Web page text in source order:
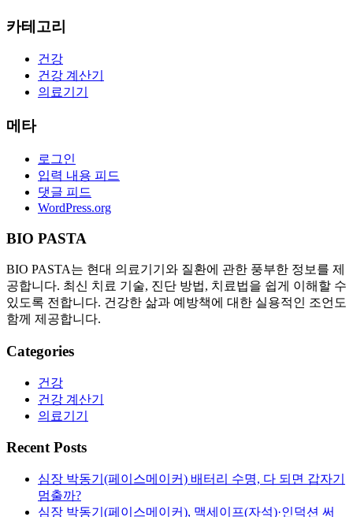
카테고리
건강
건강 계산기
의료기기
메타
로그인
입력 내용 피드
댓글 피드
WordPress.org
BIO PASTA
BIO PASTA는 현대 의료기기와 질환에 관한 풍부한 정보를 제
공합니다. 최신 치료 기술, 진단 방법, 치료법을 쉽게 이해할 수
있도록 전합니다. 건강한 삶과 예방책에 대한 실용적인 조언도
함께 제공합니다.
Categories
건강
건강 계산기
의료기기
Recent Posts
심장 박동기(페이스메이커) 배터리 수명, 다 되면 갑자기
멈출까?
심장 박동기(페이스메이커), 맥세이프(자석)·인덕션 써